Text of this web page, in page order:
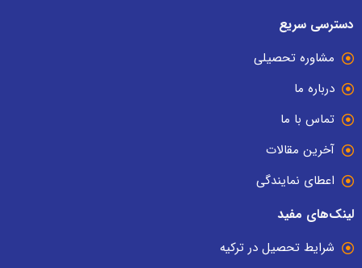
دسترسی سریع
مشاوره تحصیلی
درباره ما
تماس با ما
آخرین مقالات
اعطای نمایندگی
لینک‌های مفید
شرایط تحصیل در ترکیه